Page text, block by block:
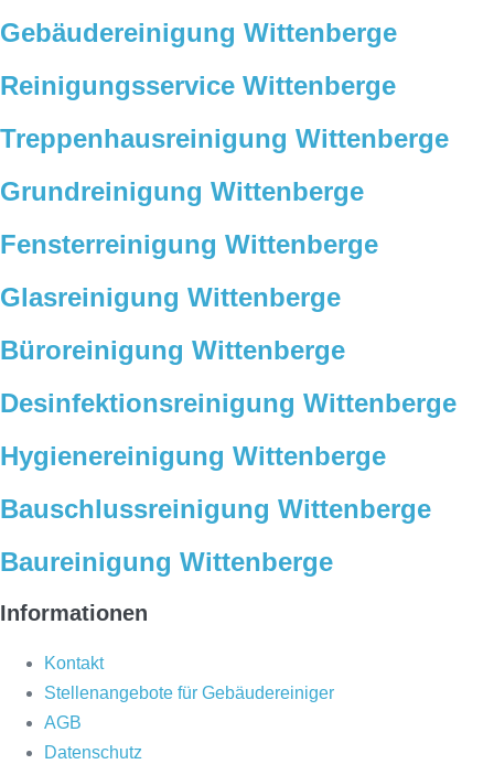
Gebäudereinigung Wittenberge
Reinigungsservice Wittenberge
Treppenhausreinigung Wittenberge
Grundreinigung Wittenberge
Fensterreinigung Wittenberge
Glasreinigung Wittenberge
Büroreinigung Wittenberge
Desinfektionsreinigung Wittenberge
Hygienereinigung Wittenberge
Bauschlussreinigung Wittenberge
Baureinigung Wittenberge
Informationen
Kontakt
Stellenangebote für Gebäudereiniger
AGB
Datenschutz